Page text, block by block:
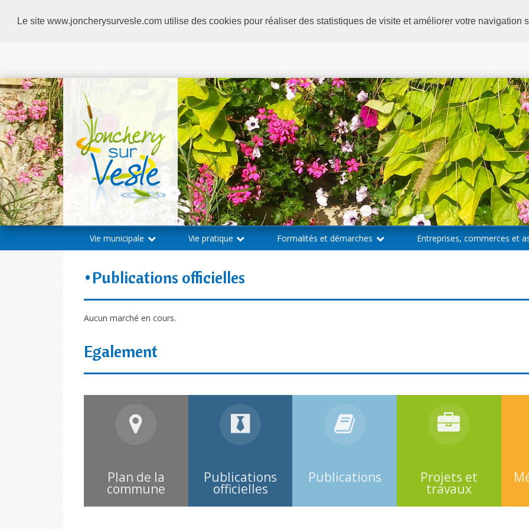
Le site www.joncherysurvesle.com utilise des cookies pour réaliser des statistiques de visite et améliorer votre navigation
Vie municipale Vie pratique Formalités et démarches Entreprises, commerces et
Publications officielles
Aucun marché en cours.
Egalement
Projets et
travaux
Publications
Publications
officielles
Plan de la
commune